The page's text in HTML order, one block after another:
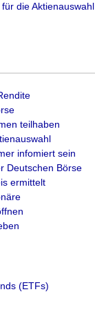
die Aktienauswahl
teilhaben
infomiert sein
Deutschen Börse
ermittelt
(ETFs)